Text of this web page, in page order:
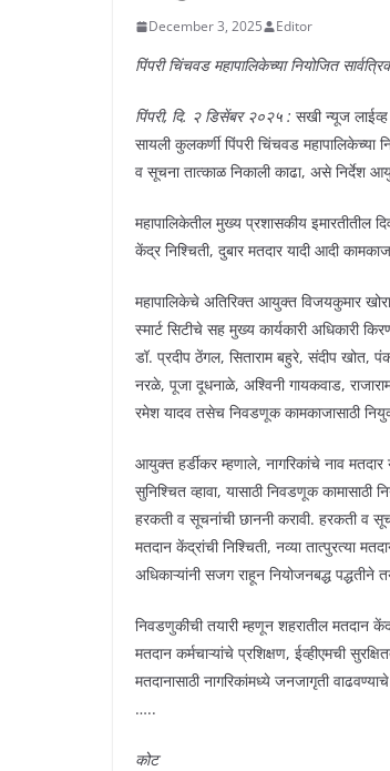
December 3, 2025 Editor
पिंपरी चिंचवड महापालिकेच्या नियोजित
पिंपरी, दि. २ डिसेंबर २०२५ : सखी न्यूज लाईव्ह
सायली कुलकर्णी पिंपरी चिंचवड
व सूचना तात्काळ निकाली काढा, असे निर्देश
महापालिकेतील मुख्य प्रशासकीय इमारतीतील
केंद्र निश्चिती, दुबार मतदार यादी आदी
महापालिकेचे अतिरिक्त आयुक्त विजयकुमार
स्मार्ट सिटीचे सह मुख्य कार्यकारी अधिकारी
डॉ. प्रदीप ठेंगल, सिताराम बहुरे, संदीप खोत,
नरळे, पूजा दूधनाळे, अश्विनी गायकवाड,
रमेश यादव तसेच निवडणूक कामकाजासाठी
आयुक्त हर्डीकर म्हणाले, नागरिकांचे नाव मतदार
सुनिश्चित व्हावा, यासाठी निवडणूक
हरकती व सूचनांची छाननी करावी. हरकती व
मतदान केंद्रांची निश्चिती, नव्या तात्पुरत्या
अधिकाऱ्यांनी सजग राहून नियोजनबद्ध पद्धतीने
निवडणुकीची तयारी म्हणून शहरातील मतदान
मतदान कर्मचाऱ्यांचे प्रशिक्षण, ईव्हीएमची
मतदानासाठी नागरिकांमध्ये जनजागृती
…..
कोट